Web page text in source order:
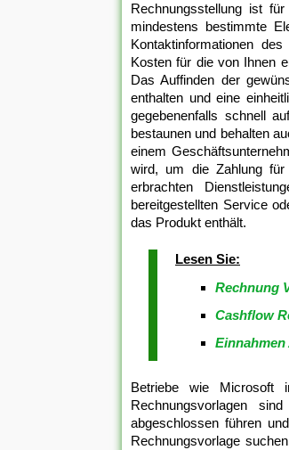
Rechnungsstellung ist
mindestens bestimmte
Kontaktinformationen
Kosten für die von Ihnen
Das Auffinden der
enthalten und eine
gegebenenfalls schnell
bestaunen und behalten
einem
wird, um die Zahlung für
erbrachten
bereitgestellten Service
das Produkt enthält.
Lesen Sie:
Rechnung
Cashflow
Betriebe wie Microsoft
Rechnungsvorlagen
abgeschlossen führen
Rechnungsvorlage